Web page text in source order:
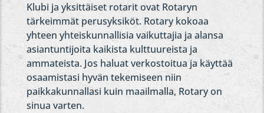
Klubi ja yksittäiset rotarit ovat Rotaryn
tärkeimmät perusyksiköt. Rotary kokoaa
yhteen yhteiskunnallisia vaikuttajia ja alansa
asiantuntijoita kaikista kulttuureista ja
ammateista. Jos haluat verkostoitua ja käyttää
osaamistasi hyvän tekemiseen niin
paikkakunnallasi kuin maailmalla, Rotary on
sinua varten.